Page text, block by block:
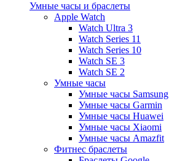
Умные часы и браслеты
Apple Watch
Watch Ultra 3
Watch Series 11
Watch Series 10
Watch SE 3
Watch SE 2
Умные часы
Умные часы Samsung
Умные часы Garmin
Умные часы Huawei
Умные часы Xiaomi
Умные часы Amazfit
Фитнес браслеты